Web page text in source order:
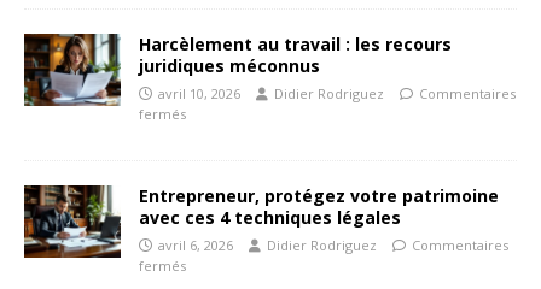
Harcèlement au travail : les recours
juridiques méconnus
avril 10, 2026 Didier Rodriguez
Commentaires
fermés
Entrepreneur, protégez votre patrimoine
avec ces 4 techniques légales
avril 6, 2026 Didier Rodriguez
Commentaires
fermés